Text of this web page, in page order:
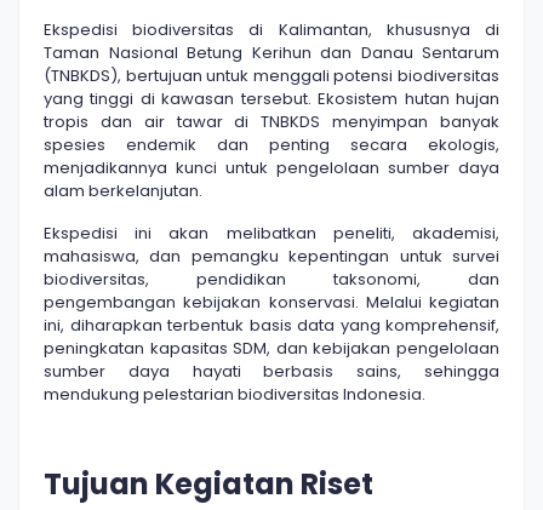
Ekspedisi biodiversitas di Kalimantan, khususnya di
Taman Nasional Betung Kerihun dan Danau Sentarum
(TNBKDS), bertujuan untuk menggali potensi biodiversitas
yang tinggi di kawasan tersebut. Ekosistem hutan hujan
tropis dan air tawar di TNBKDS menyimpan banyak
spesies endemik dan penting secara ekologis,
menjadikannya kunci untuk pengelolaan sumber daya
alam berkelanjutan.
Ekspedisi ini akan melibatkan peneliti, akademisi,
mahasiswa, dan pemangku kepentingan untuk survei
biodiversitas, pendidikan taksonomi, dan
pengembangan kebijakan konservasi. Melalui kegiatan
ini, diharapkan terbentuk basis data yang komprehensif,
peningkatan kapasitas SDM, dan kebijakan pengelolaan
sumber daya hayati berbasis sains, sehingga
mendukung pelestarian biodiversitas Indonesia.
Tujuan Kegiatan Riset